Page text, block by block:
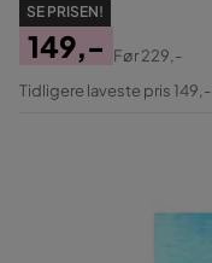
SE PRISEN!
Pris
149,-
Original
Før229,-
Tidligere laveste pris 149,-